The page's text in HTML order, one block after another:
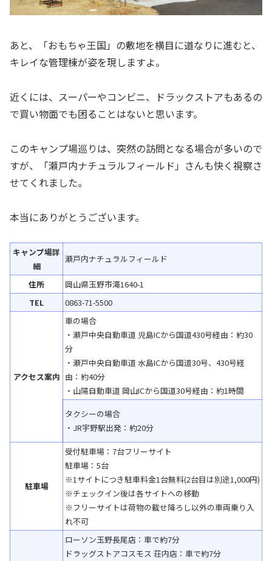
あと、「おもちゃ王国」の敷地を横目に道なりに進むと、
キレイな管理棟が姿を現しますよ。
近くには、スーパーやコンビニ、ドラックストアもあるの
で買い物面でも困ることはないと思います。
このキャンプ場巡りは、突然の訪問となる場合が多いので
すが、「瀬戸内ナチュラルフィールド」さんも快く視察さ
せてくれました。
本当にありがとうございます。
キャンプ場詳
細
瀬戸内ナチュラルフィールド
住所
岡山県玉野市滝1640-1
TEL
0863-71-5500
アクセス案内
車の場合
・瀬戸中央自動車道 児島ICから国道430号経由：約30
分
・瀬戸中央自動車道 水島ICから国道30号、430号経
由：約40分
・山陽自動車道 岡山ICから国道30号経由：約1時間
タクシーの場合
・JR宇野駅出発：約20分
駐車場
受付駐車場：7台フリーサイト
駐車場：5台
※1サイトにつき駐車料金1台無料(2台目は別途1,000円)
※チェックイン後は各サイトへの移動
※フリーサイトは荷物の載せ降ろし以外の車両乗り入
れ不可
ローソン玉野長尾店：車で約7分
ドラッグストアコスモス 荘内店：車で約7分